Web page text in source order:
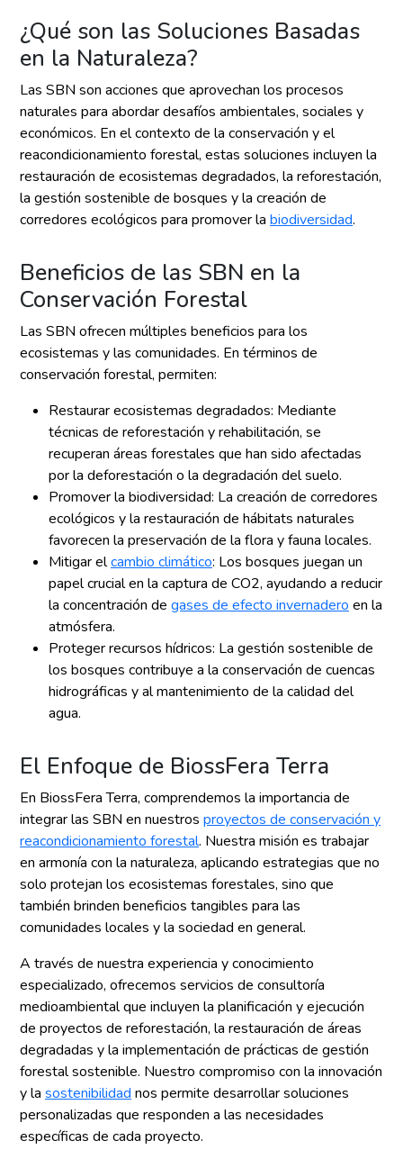
¿Qué son las Soluciones Basadas
en la Naturaleza?
Las SBN son acciones que aprovechan los procesos
naturales para abordar desafíos ambientales, sociales y
económicos. En el contexto de la conservación y el
reacondicionamiento forestal, estas soluciones incluyen la
restauración de ecosistemas degradados, la reforestación,
la gestión sostenible de bosques y la creación de
corredores ecológicos para promover la biodiversidad.
Beneficios de las SBN en la
Conservación Forestal
Las SBN ofrecen múltiples beneficios para los
ecosistemas y las comunidades. En términos de
conservación forestal, permiten:
Restaurar ecosistemas degradados: Mediante
técnicas de reforestación y rehabilitación, se
recuperan áreas forestales que han sido afectadas
por la deforestación o la degradación del suelo.
Promover la biodiversidad: La creación de corredores
ecológicos y la restauración de hábitats naturales
favorecen la preservación de la flora y fauna locales.
Mitigar elcambio climático: Los bosques juegan un
papel crucial en la captura de CO2, ayudando a reducir
la concentración de gases de efecto invernadero en la
atmósfera.
Proteger recursos hídricos: La gestión sostenible de
los bosques contribuye a la conservación de cuencas
hidrográficas y al mantenimiento de la calidad del
agua.
El Enfoque de BiossFera Terra
En BiossFera Terra, comprendemos la importancia de
integrar las SBN en nuestros proyectos de conservación y
reacondicionamiento forestal. Nuestra misión es trabajar
en armonía con la naturaleza, aplicando estrategias que no
solo protejan los ecosistemas forestales, sino que
también brinden beneficios tangibles para las
comunidades locales y la sociedad en general.
A través de nuestra experiencia y conocimiento
especializado, ofrecemos servicios de consultoría
medioambiental que incluyen la planificación y ejecución
de proyectos de reforestación, la restauración de áreas
degradadas y la implementación de prácticas de gestión
forestal sostenible. Nuestro compromiso con la innovación
y la sostenibilidad nos permite desarrollar soluciones
personalizadas que responden a las necesidades
específicas de cada proyecto.